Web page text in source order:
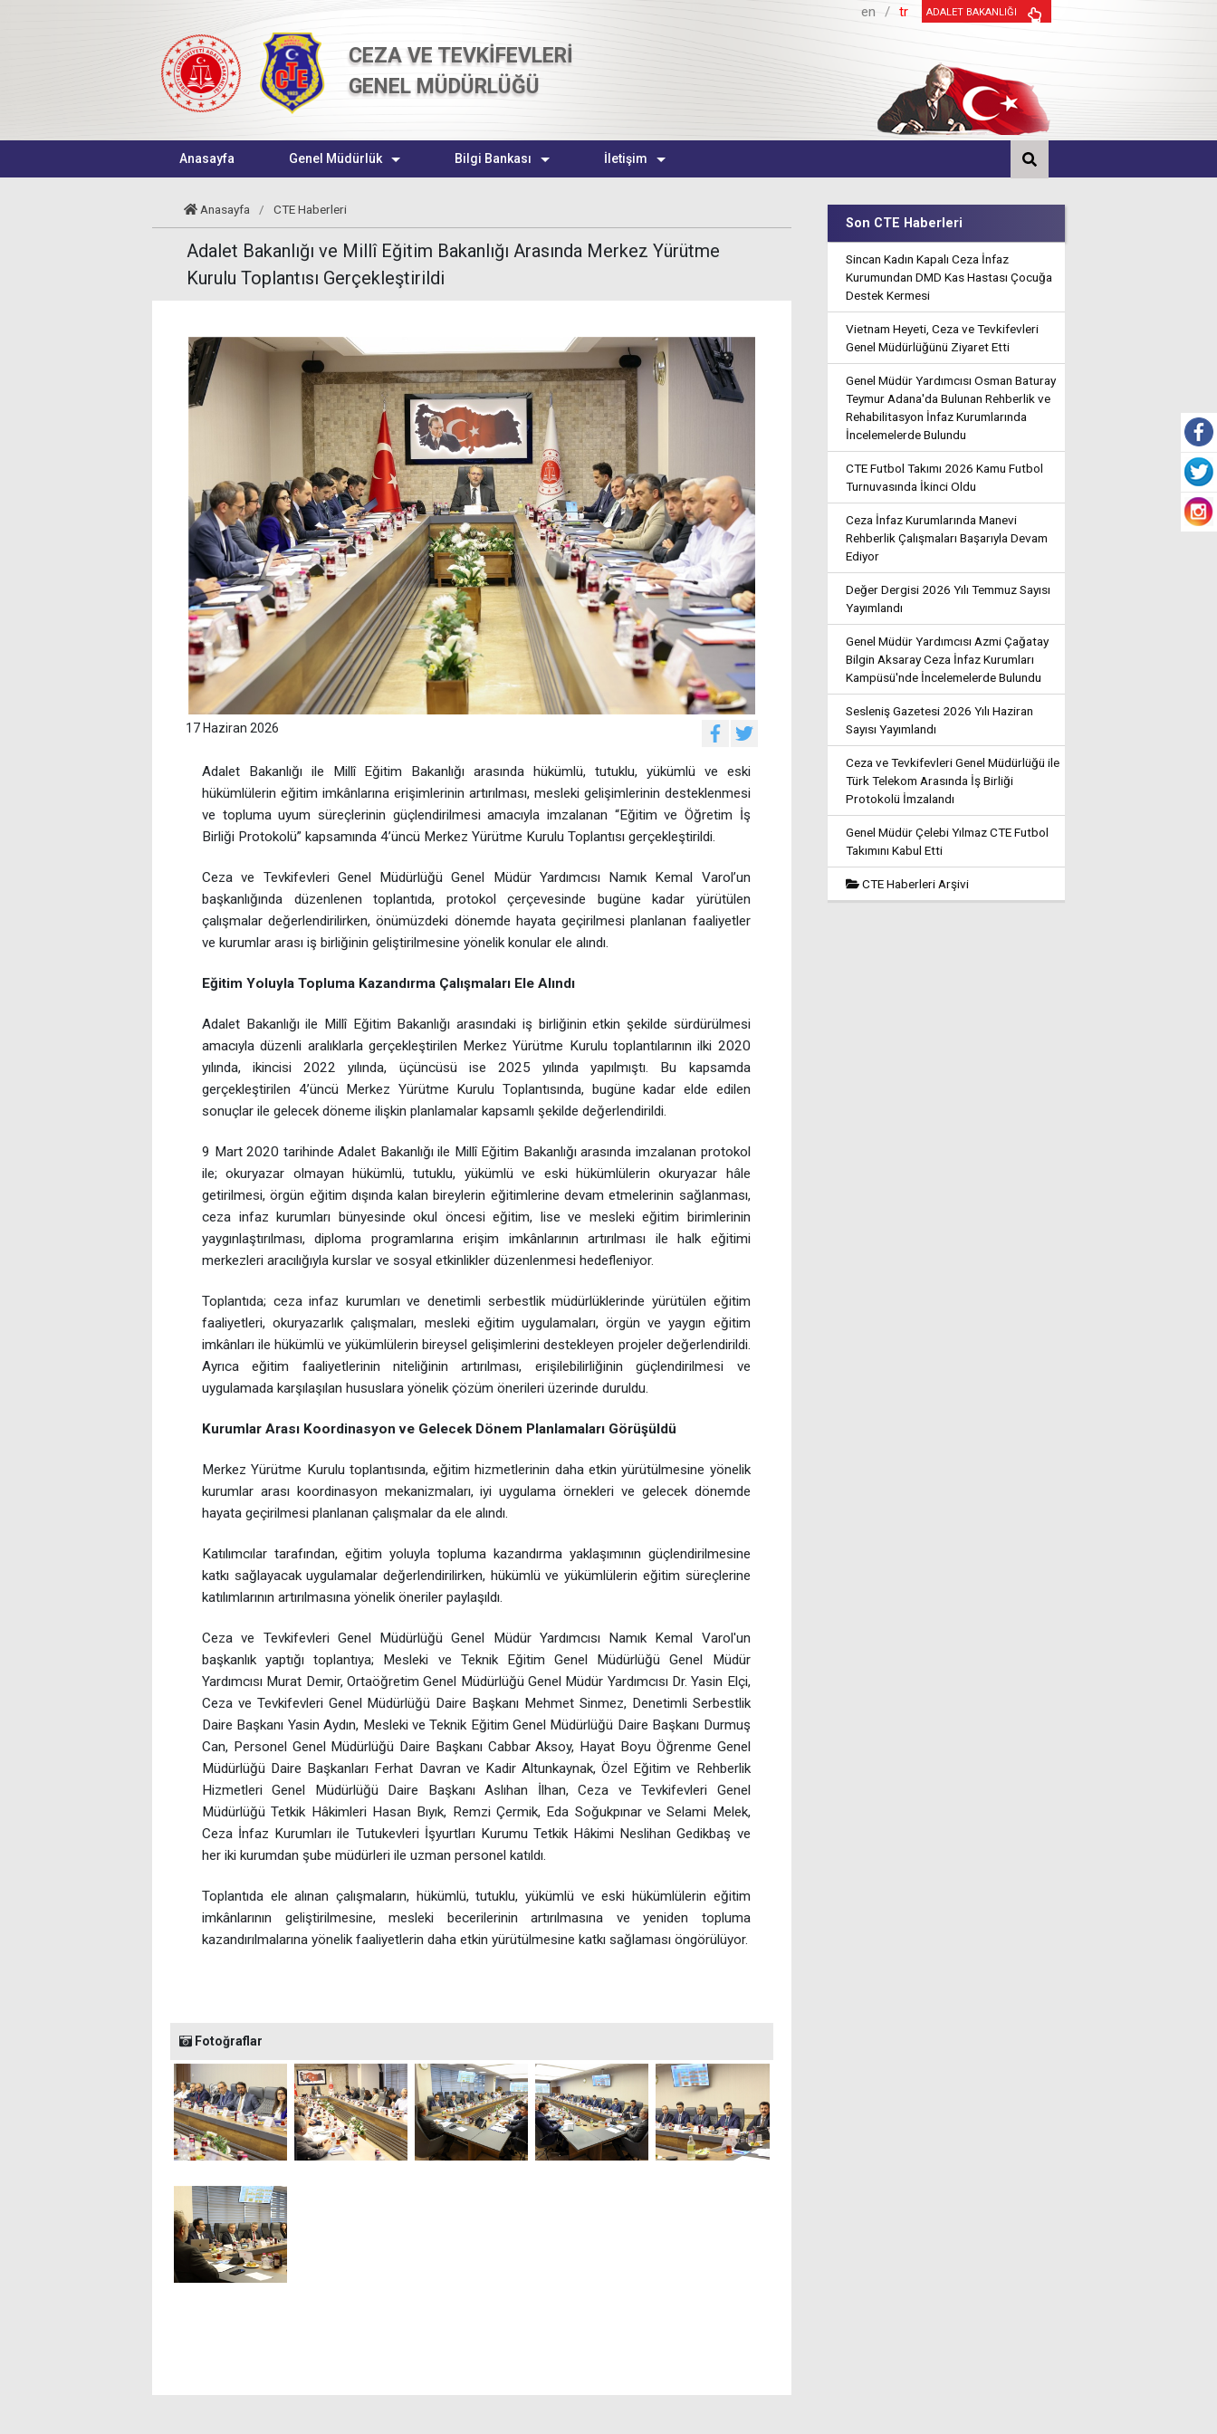
CEZA VE TEVKİFEVLERİ
GENEL MÜDÜRLÜĞÜ
en / tr ADALET BAKANLIĞI
Anasayfa Genel Müdürlük Bilgi Bankası İletişim
Anasayfa / CTE Haberleri
Adalet Bakanlığı ve Millî Eğitim Bakanlığı Arasında Merkez Yürütme
Kurulu Toplantısı Gerçekleştirildi
17 Haziran 2026
Adalet Bakanlığı ile Millî Eğitim Bakanlığı arasında hükümlü, tutuklu, yükümlü ve eski
hükümlülerin eğitim imkânlarına erişimlerinin artırılması, mesleki gelişimlerinin desteklenmesi
ve topluma uyum süreçlerinin güçlendirilmesi amacıyla imzalanan “Eğitim ve Öğretim İş
Birliği Protokolü” kapsamında 4’üncü Merkez Yürütme Kurulu Toplantısı gerçekleştirildi.
Ceza ve Tevkifevleri Genel Müdürlüğü Genel Müdür Yardımcısı Namık Kemal Varol’un
başkanlığında düzenlenen toplantıda, protokol çerçevesinde bugüne kadar yürütülen
çalışmalar değerlendirilirken, önümüzdeki dönemde hayata geçirilmesi planlanan faaliyetler
ve kurumlar arası iş birliğinin geliştirilmesine yönelik konular ele alındı.
Eğitim Yoluyla Topluma Kazandırma Çalışmaları Ele Alındı
Adalet Bakanlığı ile Millî Eğitim Bakanlığı arasındaki iş birliğinin etkin şekilde sürdürülmesi
amacıyla düzenli aralıklarla gerçekleştirilen Merkez Yürütme Kurulu toplantılarının ilki 2020
yılında, ikincisi 2022 yılında, üçüncüsü ise 2025 yılında yapılmıştı. Bu kapsamda
gerçekleştirilen 4’üncü Merkez Yürütme Kurulu Toplantısında, bugüne kadar elde edilen
sonuçlar ile gelecek döneme ilişkin planlamalar kapsamlı şekilde değerlendirildi.
9 Mart 2020 tarihinde Adalet Bakanlığı ile Millî Eğitim Bakanlığı arasında imzalanan protokol
ile; okuryazar olmayan hükümlü, tutuklu, yükümlü ve eski hükümlülerin okuryazar hâle
getirilmesi, örgün eğitim dışında kalan bireylerin eğitimlerine devam etmelerinin sağlanması,
ceza infaz kurumları bünyesinde okul öncesi eğitim, lise ve mesleki eğitim birimlerinin
yaygınlaştırılması, diploma programlarına erişim imkânlarının artırılması ile halk eğitimi
merkezleri aracılığıyla kurslar ve sosyal etkinlikler düzenlenmesi hedefleniyor.
Toplantıda; ceza infaz kurumları ve denetimli serbestlik müdürlüklerinde yürütülen eğitim
faaliyetleri, okuryazarlık çalışmaları, mesleki eğitim uygulamaları, örgün ve yaygın eğitim
imkânları ile hükümlü ve yükümlülerin bireysel gelişimlerini destekleyen projeler değerlendirildi.
Ayrıca eğitim faaliyetlerinin niteliğinin artırılması, erişilebilirliğinin güçlendirilmesi ve
uygulamada karşılaşılan hususlara yönelik çözüm önerileri üzerinde duruldu.
Kurumlar Arası Koordinasyon ve Gelecek Dönem Planlamaları Görüşüldü
Merkez Yürütme Kurulu toplantısında, eğitim hizmetlerinin daha etkin yürütülmesine yönelik
kurumlar arası koordinasyon mekanizmaları, iyi uygulama örnekleri ve gelecek dönemde
hayata geçirilmesi planlanan çalışmalar da ele alındı.
Katılımcılar tarafından, eğitim yoluyla topluma kazandırma yaklaşımının güçlendirilmesine
katkı sağlayacak uygulamalar değerlendirilirken, hükümlü ve yükümlülerin eğitim süreçlerine
katılımlarının artırılmasına yönelik öneriler paylaşıldı.
Ceza ve Tevkifevleri Genel Müdürlüğü Genel Müdür Yardımcısı Namık Kemal Varol'un
başkanlık yaptığı toplantıya; Mesleki ve Teknik Eğitim Genel Müdürlüğü Genel Müdür
Yardımcısı Murat Demir, Ortaöğretim Genel Müdürlüğü Genel Müdür Yardımcısı Dr. Yasin Elçi,
Ceza ve Tevkifevleri Genel Müdürlüğü Daire Başkanı Mehmet Sinmez, Denetimli Serbestlik
Daire Başkanı Yasin Aydın, Mesleki ve Teknik Eğitim Genel Müdürlüğü Daire Başkanı Durmuş
Can, Personel Genel Müdürlüğü Daire Başkanı Cabbar Aksoy, Hayat Boyu Öğrenme Genel
Müdürlüğü Daire Başkanları Ferhat Davran ve Kadir Altunkaynak, Özel Eğitim ve Rehberlik
Hizmetleri Genel Müdürlüğü Daire Başkanı Aslıhan İlhan, Ceza ve Tevkifevleri Genel
Müdürlüğü Tetkik Hâkimleri Hasan Bıyık, Remzi Çermik, Eda Soğukpınar ve Selami Melek,
Ceza İnfaz Kurumları ile Tutukevleri İşyurtları Kurumu Tetkik Hâkimi Neslihan Gedikbaş ve
her iki kurumdan şube müdürleri ile uzman personel katıldı.
Toplantıda ele alınan çalışmaların, hükümlü, tutuklu, yükümlü ve eski hükümlülerin eğitim
imkânlarının geliştirilmesine, mesleki becerilerinin artırılmasına ve yeniden topluma
kazandırılmalarına yönelik faaliyetlerin daha etkin yürütülmesine katkı sağlaması öngörülüyor.
Fotoğraflar
Son CTE Haberleri
Sincan Kadın Kapalı Ceza İnfaz
Kurumundan DMD Kas Hastası Çocuğa
Destek Kermesi
Vietnam Heyeti, Ceza ve Tevkifevleri
Genel Müdürlüğünü Ziyaret Etti
Genel Müdür Yardımcısı Osman Baturay
Teymur Adana'da Bulunan Rehberlik ve
Rehabilitasyon İnfaz Kurumlarında
İncelemelerde Bulundu
CTE Futbol Takımı 2026 Kamu Futbol
Turnuvasında İkinci Oldu
Ceza İnfaz Kurumlarında Manevi
Rehberlik Çalışmaları Başarıyla Devam
Ediyor
Değer Dergisi 2026 Yılı Temmuz Sayısı
Yayımlandı
Genel Müdür Yardımcısı Azmi Çağatay
Bilgin Aksaray Ceza İnfaz Kurumları
Kampüsü'nde İncelemelerde Bulundu
Sesleniş Gazetesi 2026 Yılı Haziran
Sayısı Yayımlandı
Ceza ve Tevkifevleri Genel Müdürlüğü ile
Türk Telekom Arasında İş Birliği
Protokolü İmzalandı
Genel Müdür Çelebi Yılmaz CTE Futbol
Takımını Kabul Etti
CTE Haberleri Arşivi